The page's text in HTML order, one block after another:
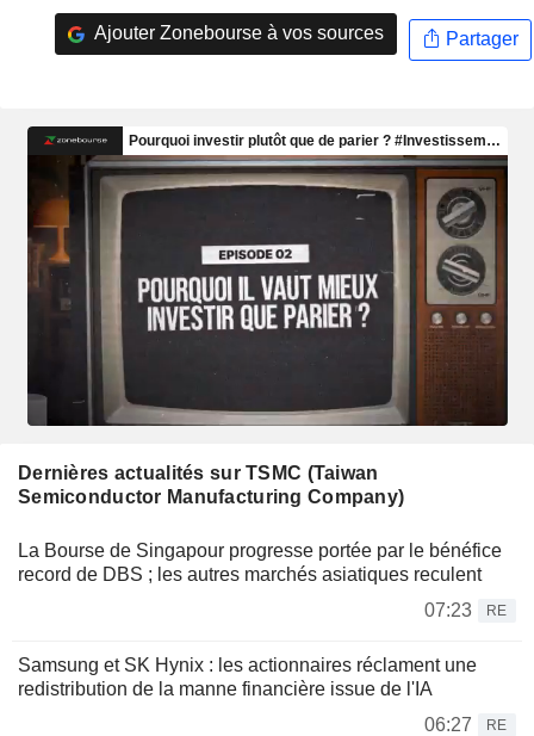
Ajouter Zonebourse à vos sources Partager
Dernières actualités sur TSMC (Taiwan
Semiconductor Manufacturing Company)
La Bourse de Singapour progresse portée par le bénéfice
record de DBS ; les autres marchés asiatiques reculent
07:23
RE
Samsung et SK Hynix : les actionnaires réclament une
redistribution de la manne financière issue de l'IA
06:27
RE